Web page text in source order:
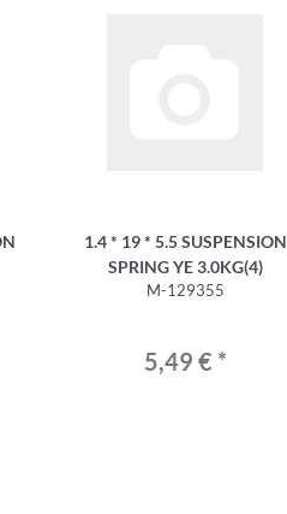
1.4 * 19 * 5.5 SUSPENSION
SPRING YE 3.0KG(4)
M-129355
5,49 € *